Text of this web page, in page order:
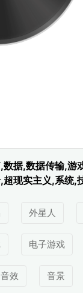
据,数据传输,
现实主义,系统,
外星人
电子游戏
音效 音景